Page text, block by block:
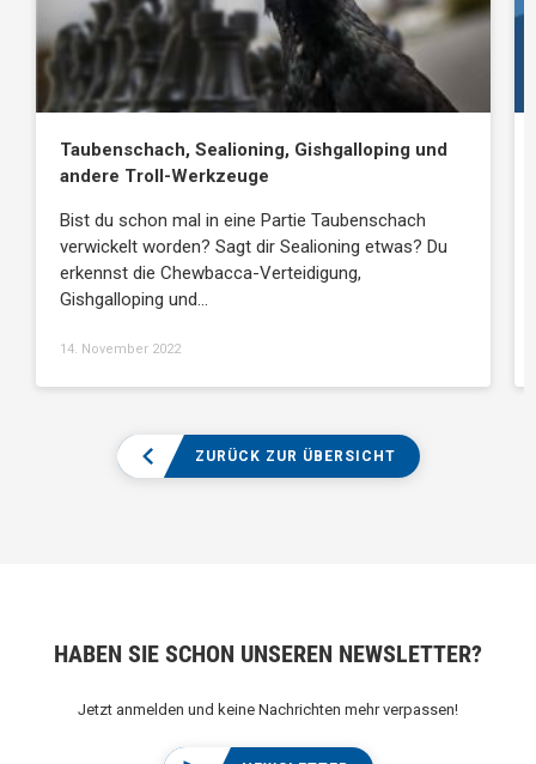
Taubenschach, Sealioning, Gishgalloping und
andere Troll-Werkzeuge
Bist du schon mal in eine Partie Taubenschach
verwickelt worden? Sagt dir Sealioning etwas? Du
erkennst die Chewbacca-Verteidigung,
Gishgalloping und…
14. November 2022
ZURÜCK ZUR ÜBERSICHT
HABEN SIE SCHON UNSEREN NEWSLETTER?
Jetzt anmelden und keine Nachrichten mehr verpassen!